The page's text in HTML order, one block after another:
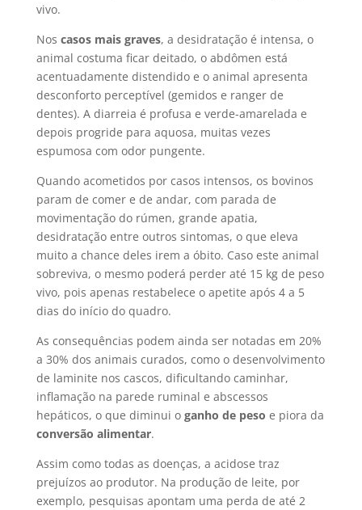
vivo.
Nos casos mais graves, a desidratação é intensa, o
animal costuma ficar deitado, o abdômen está
acentuadamente distendido e o animal apresenta
desconforto perceptível (gemidos e ranger de
dentes). A diarreia é profusa e verde-amarelada e
depois progride para aquosa, muitas vezes
espumosa com odor pungente.
Quando acometidos por casos intensos, os bovinos
param de comer e de andar, com parada de
movimentação do rúmen, grande apatia,
desidratação entre outros sintomas, o que eleva
muito a chance deles irem a óbito. Caso este animal
sobreviva, o mesmo poderá perder até 15 kg de peso
vivo, pois apenas restabelece o apetite após 4 a 5
dias do início do quadro.
As consequências podem ainda ser notadas em 20%
a 30% dos animais curados, como o desenvolvimento
de laminite nos cascos, dificultando caminhar,
inflamação na parede ruminal e abscessos
hepáticos, o que diminui o ganho de peso e piora da
conversão alimentar.
Assim como todas as doenças, a acidose traz
prejuízos ao produtor. Na produção de leite, por
exemplo, pesquisas apontam uma perda de até 2